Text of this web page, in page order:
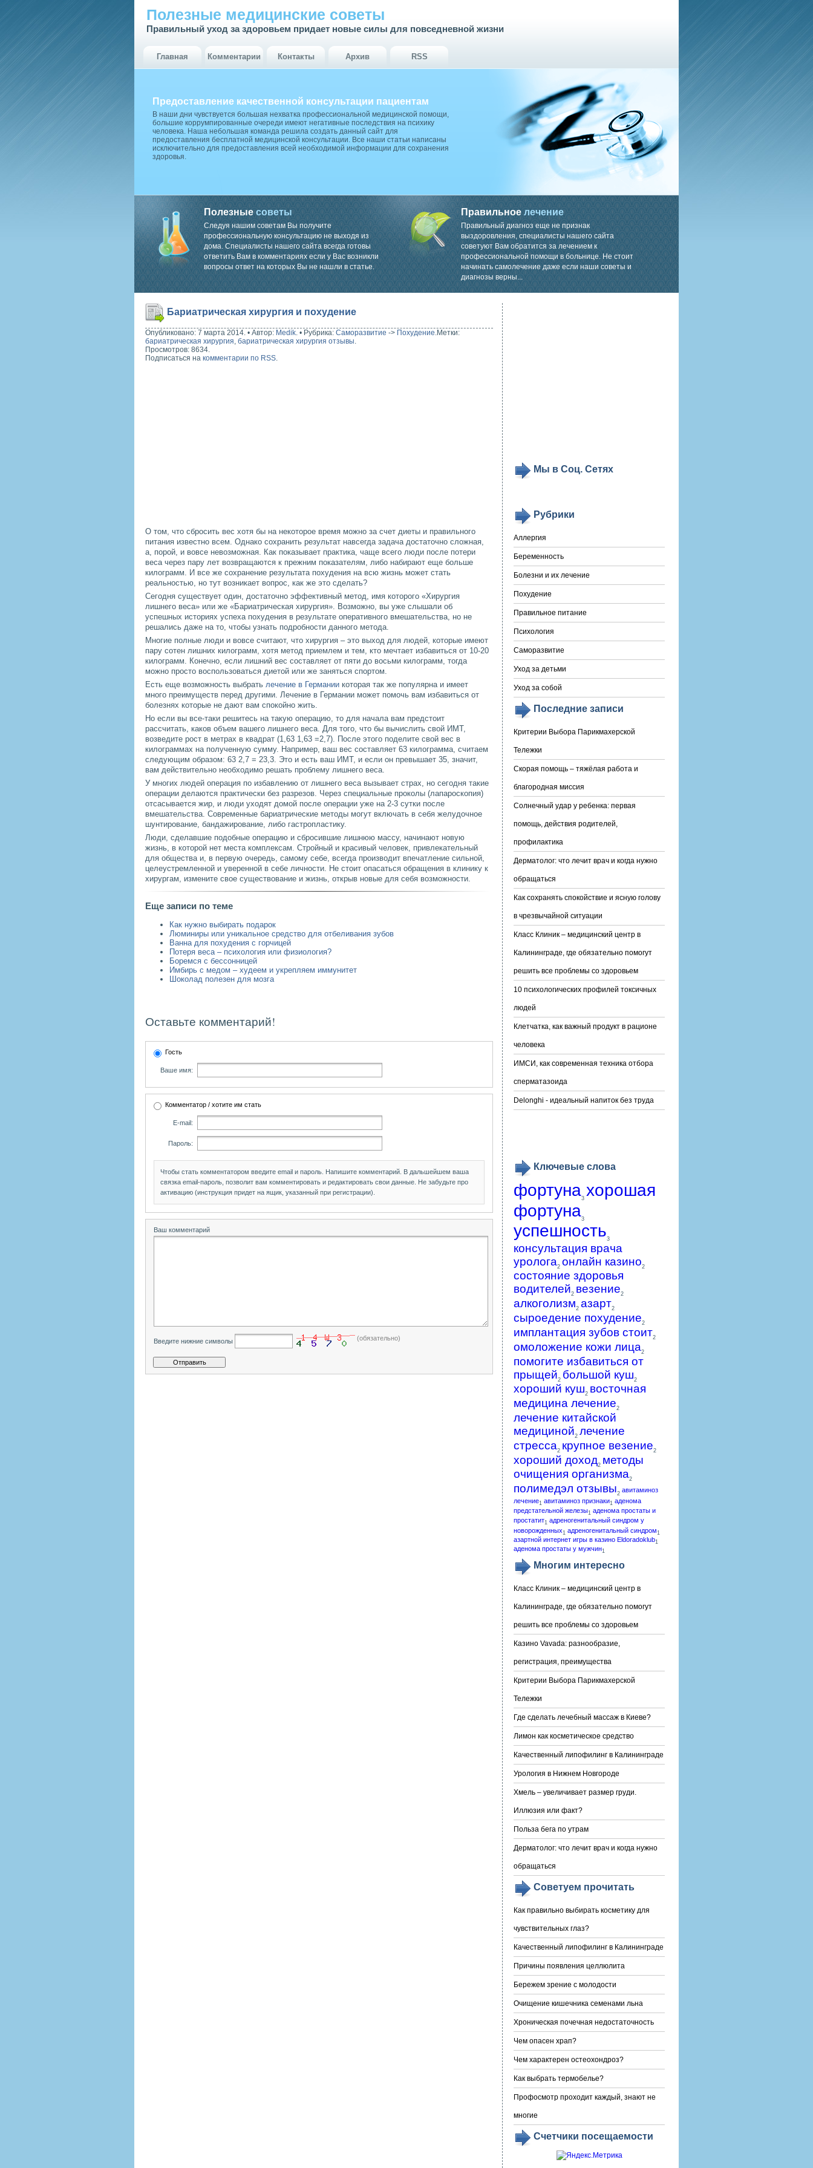
Полезные медицинские советы
Правильный уход за здоровьем придает новые силы для повседневной жизни
Главная Комментарии Контакты Архив RSS
Предоставление качественной консультации пациентам
В наши дни чувствуется большая нехватка профессиональной медицинской помощи,
большие коррумпированные очереди имеют негативные последствия на психику
человека. Наша небольшая команда решила создать данный сайт для
предоставления бесплатной медицинской консультации. Все наши статьи написаны
исключительно для предоставления всей необходимой информации для сохранения
здоровья.
Полезныесоветы
Следуя нашим советам Вы получите
профессиональную консультацию не выходя из
дома. Специалисты нашего сайта всегда готовы
ответить Вам в комментариях если у Вас возникли
вопросы ответ на которых Вы не нашли в статье.
Правильное лечение
Правильный диагноз еще не признак
выздоровления, специалисты нашего сайта
советуют Вам обратится за лечением к
профессиональной помощи в больнице. Не стоит
начинать самолечение даже если наши советы и
диагнозы верны...
Бариатрическая хирургия и похудение
Опубликовано: 7 марта 2014. • Автор: Medik. • Рубрика: Саморазвитие -> Похудение.Метки:
бариатрическая хирургия, бариатрическая хирургия отзывы.
Просмотров: 8634.
Подписаться на комментарии по RSS.
О том, что сбросить вес хотя бы на некоторое время можно за счет диеты и правильного
питания известно всем. Однако сохранить результат навсегда задача достаточно сложная,
а, порой, и вовсе невозможная. Как показывает практика, чаще всего люди после потери
веса через пару лет возвращаются к прежним показателям, либо набирают еще больше
килограмм. И все же сохранение результата похудения на всю жизнь может стать
реальностью, но тут возникает вопрос, как же это сделать?
Сегодня существует один, достаточно эффективный метод, имя которого «Хирургия
лишнего веса» или же «Бариатрическая хирургия». Возможно, вы уже слышали об
успешных историях успеха похудения в результате оперативного вмешательства, но не
решались даже на то, чтобы узнать подробности данного метода.
Многие полные люди и вовсе считают, что хирургия – это выход для людей, которые имеют
пару сотен лишних килограмм, хотя метод приемлем и тем, кто мечтает избавиться от 10-20
килограмм. Конечно, если лишний вес составляет от пяти до восьми килограмм, тогда
можно просто воспользоваться диетой или же заняться спортом.
Есть еще возможность выбрать лечение в Германии которая так же популярна и имеет
много преимуществ перед другими. Лечение в Германии может помочь вам избавиться от
болезнях которые не дают вам спокойно жить.
Но если вы все-таки решитесь на такую операцию, то для начала вам предстоит
рассчитать, каков объем вашего лишнего веса. Для того, что бы вычислить свой ИМТ,
возведите рост в метрах в квадрат (1,63 1,63 =2,7). После этого поделите свой вес в
килограммах на полученную сумму. Например, ваш вес составляет 63 килограмма, считаем
следующим образом: 63 2,7 = 23,3. Это и есть ваш ИМТ, и если он превышает 35, значит,
вам действительно необходимо решать проблему лишнего веса.
У многих людей операция по избавлению от лишнего веса вызывает страх, но сегодня такие
операции делаются практически без разрезов. Через специальные проколы (лапароскопия)
отсасывается жир, и люди уходят домой после операции уже на 2-3 сутки после
вмешательства. Современные бариатрические методы могут включать в себя желудочное
шунтирование, бандажирование, либо гастропластику.
Люди, сделавшие подобные операцию и сбросившие лишнюю массу, начинают новую
жизнь, в которой нет места комплексам. Стройный и красивый человек, привлекательный
для общества и, в первую очередь, самому себе, всегда производит впечатление сильной,
целеустремленной и уверенной в себе личности. Не стоит опасаться обращения в клинику к
хирургам, измените свое существование и жизнь, открыв новые для себя возможности.
Еще записи по теме
Как нужно выбирать подарок
Люминиры или уникальное средство для отбеливания зубов
Ванна для похудения с горчицей
Потеря веса – психология или физиология?
Боремся с бессонницей
Имбирь с медом – худеем и укрепляем иммунитет
Шоколад полезен для мозга
Оставьте комментарий!
Гость
Ваше имя:
Комментатор / хотите им стать
E-mail:
Пароль:
Чтобы стать комментатором введите email и пароль. Напишите комментарий. В дальшейшем ваша
связка email-пароль, позволит вам комментировать и редактировать свои данные. Не забудьте про
активацию (инструкция придет на ящик, указанный при регистрации).
Ваш комментарий
Введите нижние символы (обязательно)
Мы в Соц. Сетях
Рубрики
Аллергия
Беременность
Болезни и их лечение
Похудение
Правильное питание
Психология
Саморазвитие
Уход за детьми
Уход за собой
Последние записи
Критерии Выбора Парикмахерской
Тележки
Скорая помощь – тяжёлая работа и
благородная миссия
Солнечный удар у ребенка: первая
помощь, действия родителей,
профилактика
Дерматолог: что лечит врач и когда нужно
обращаться
Как сохранять спокойствие и ясную голову
в чрезвычайной ситуации
Класс Клиник – медицинский центр в
Калининграде, где обязательно помогут
решить все проблемы со здоровьем
10 психологических профилей токсичных
людей
Клетчатка, как важный продукт в рационе
человека
ИМСИ, как современная техника отбора
сперматазоида
Delonghi - идеальный напиток без труда
Ключевые слова
фортуна3 хорошая
фортуна3
успешность3
консультация врача
уролога2 онлайн казино2
состояние здоровья
водителей2 везение2
алкоголизм2 азарт2
сыроедение похудение2
имплантация зубов стоит2
омоложение кожи лица2
помогите избавиться от
прыщей2 большой куш2
хороший куш2 восточная
медицина лечение2
лечение китайской
медициной2 лечение
стресса2 крупное везение2
хороший доход2 методы
очищения организма2
полимедэл отзывы2 авитаминоз
лечение1 авитаминоз признаки1 аденома
предстательной железы1 аденома простаты и
простатит1 адреногенитальный синдром у
новорожденных 1 адреногенитальный синдром 1
азартной интернет игры в казино Eldoradoklub1
аденома простаты у мужчин1
Многим интересно
Класс Клиник – медицинский центр в
Калининграде, где обязательно помогут
решить все проблемы со здоровьем
Казино Vavada: разнообразие,
регистрация, преимущества
Критерии Выбора Парикмахерской
Тележки
Где сделать лечебный массаж в Киеве?
Лимон как косметическое средство
Качественный липофилинг в Калининграде
Урология в Нижнем Новгороде
Хмель – увеличивает размер груди.
Иллюзия или факт?
Польза бега по утрам
Дерматолог: что лечит врач и когда нужно
обращаться
Советуем прочитать
Как правильно выбирать косметику для
чувствительных глаз?
Качественный липофилинг в Калининграде
Причины появления целлюлита
Бережем зрение с молодости
Очищение кишечника семенами льна
Хроническая почечная недостаточность
Чем опасен храп?
Чем характерен остеохондроз?
Как выбрать термобелье?
Профосмотр проходит каждый, знают не
многие
Счетчики посещаемости